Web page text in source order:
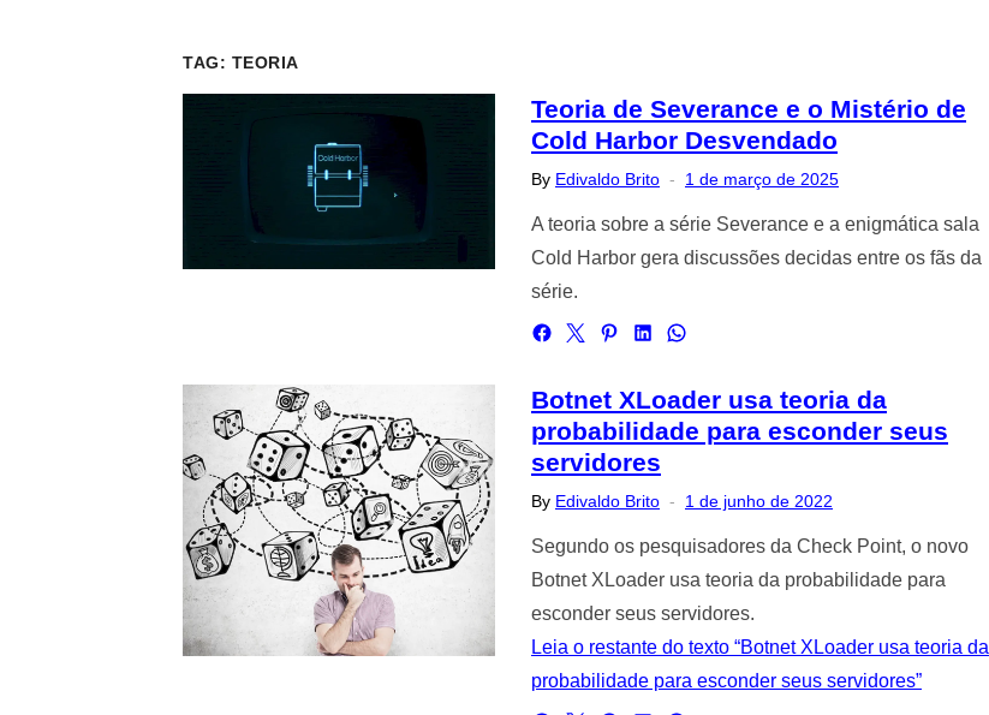
TAG: TEORIA
Teoria de Severance e o Mistério de
Cold Harbor Desvendado
By Edivaldo Brito
Posted
1 de março de 2025
A teoria sobre a série Severance e a enigmática sala
Cold Harbor gera discussões decidas entre os fãs da
série.
Botnet XLoader usa teoria da
probabilidade para esconder seus
servidores
By Edivaldo Brito
Posted
1 de junho de 2022
Segundo os pesquisadores da Check Point, o novo
Botnet XLoader usa teoria da probabilidade para
esconder seus servidores.
Leia o restante do texto “Botnet XLoader usa teoria da
probabilidade para esconder seus servidores”